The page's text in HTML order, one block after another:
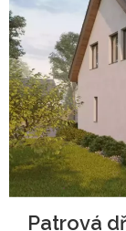
Patrová